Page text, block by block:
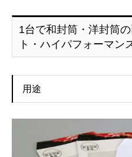
1台で和封筒・洋封筒
ト・ハイパフォーマン
用途